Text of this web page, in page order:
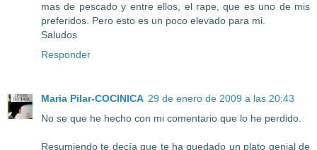
mas de pescado y entre ellos, el rape, que es uno de mis
preferidos. Pero esto es un poco elevado para mi.
Saludos
Responder
Maria Pilar-COCINICA 29 de enero de 2009 a las 20:43
No se que he hecho con mi comentario que lo he perdido.
Resumiendo te decía que te ha quedado un plato genial de